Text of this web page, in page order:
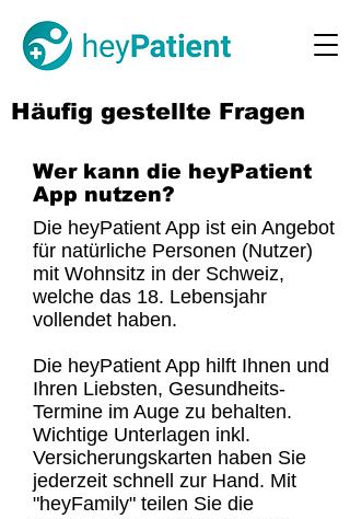
Häufig gestellte Fragen
Wer kann die heyPatient
App nutzen?
Die heyPatient App ist ein Angebot
für natürliche Personen (Nutzer)
mit Wohnsitz in der Schweiz,
welche das 18. Lebensjahr
vollendet haben.
Die heyPatient App hilft Ihnen und
Ihren Liebsten, Gesundheits-
Termine im Auge zu behalten.
Wichtige Unterlagen inkl.
Versicherungskarten haben Sie
jederzeit schnell zur Hand. Mit
"heyFamily" teilen Sie die